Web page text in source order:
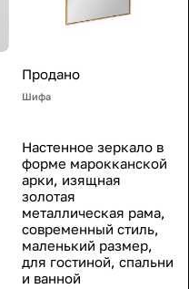
Продано
Шифа
Настенное зеркало в
форме марокканской
арки, изящная
золотая
металлическая рама,
современный стиль,
маленький размер,
для гостиной, спальни
и ванной